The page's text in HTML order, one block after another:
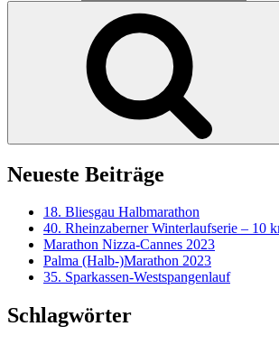
Neueste Beiträge
18. Bliesgau Halbmarathon
40. Rheinzaberner Winterlaufserie – 10
Marathon Nizza-Cannes 2023
Palma (Halb-)Marathon 2023
35. Sparkassen-Westspangenlauf
Schlagwörter